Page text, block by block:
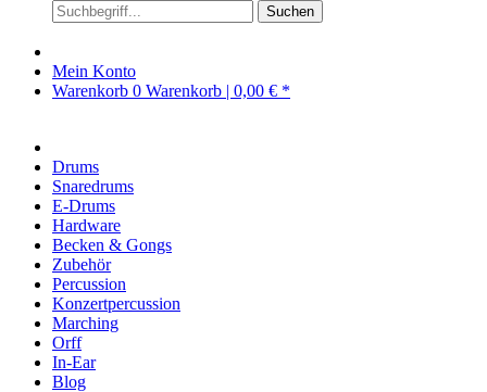
Suchen
Mein Konto
Warenkorb 0 Warenkorb | 0,00 € *
Drums
Snaredrums
E-Drums
Hardware
Becken & Gongs
Zubehör
Percussion
Konzertpercussion
Marching
Orff
In-Ear
Blog